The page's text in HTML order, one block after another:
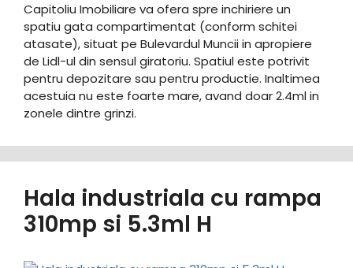
Capitoliu Imobiliare va ofera spre inchiriere un
spatiu gata compartimentat (conform schitei
atasate), situat pe Bulevardul Muncii in apropiere
de Lidl-ul din sensul giratoriu. Spatiul este potrivit
pentru depozitare sau pentru productie. Inaltimea
acestuia nu este foarte mare, avand doar 2.4ml in
zonele dintre grinzi.
Hala industriala cu rampa
310mp si 5.3ml H